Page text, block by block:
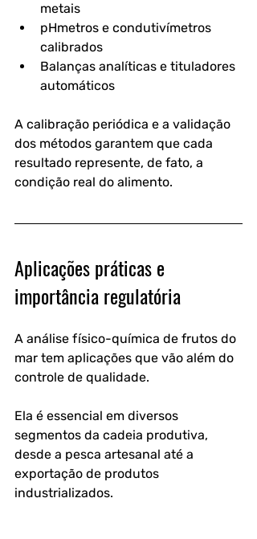
metais
pHmetros e condutivímetros
calibrados
Balanças analíticas e tituladores
automáticos
A calibração periódica e a validação
dos métodos garantem que cada
resultado represente, de fato, a
condição real do alimento.
Aplicações práticas e
importância regulatória
A análise físico-química de frutos do
mar tem aplicações que vão além do
controle de qualidade.
Ela é essencial em diversos
segmentos da cadeia produtiva,
desde a pesca artesanal até a
exportação de produtos
industrializados.